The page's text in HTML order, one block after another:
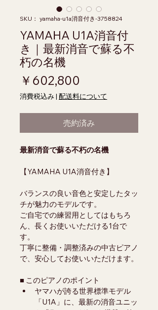
SKU： yamaha-u1a消音付き-3758824
YAMAHA U1A消音付
き｜最新消音で蘇る不
朽の名機
￥602,800
消費税込み | 配送料について
売約済み
最新消音で蘇る不朽の名機
【YAMAHA U1A消音付き】
バランスの良い音色と安定したタッ
チが魅力のモデルです。
ご自宅での練習用としてはもちろ
ん、長くお使いいただける1台で
す。
丁寧に整備・調整済みの中古ピアノ
で、安心してお使いいただけます。
■ このピアノのポイント
ヤマハが誇る世界標準モデル
「U1A」に、最新の消音ユニッ